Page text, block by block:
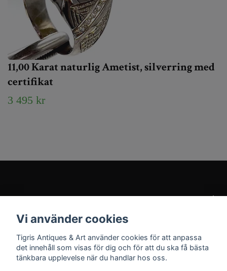
11,00 Karat naturlig Ametist, silverring med
certifikat
3 495 kr
Sociala medier
Vi använder cookies
Tigris Antiques & Art använder cookies för att anpassa
det innehåll som visas för dig och för att du ska få bästa
tänkbara upplevelse när du handlar hos oss.